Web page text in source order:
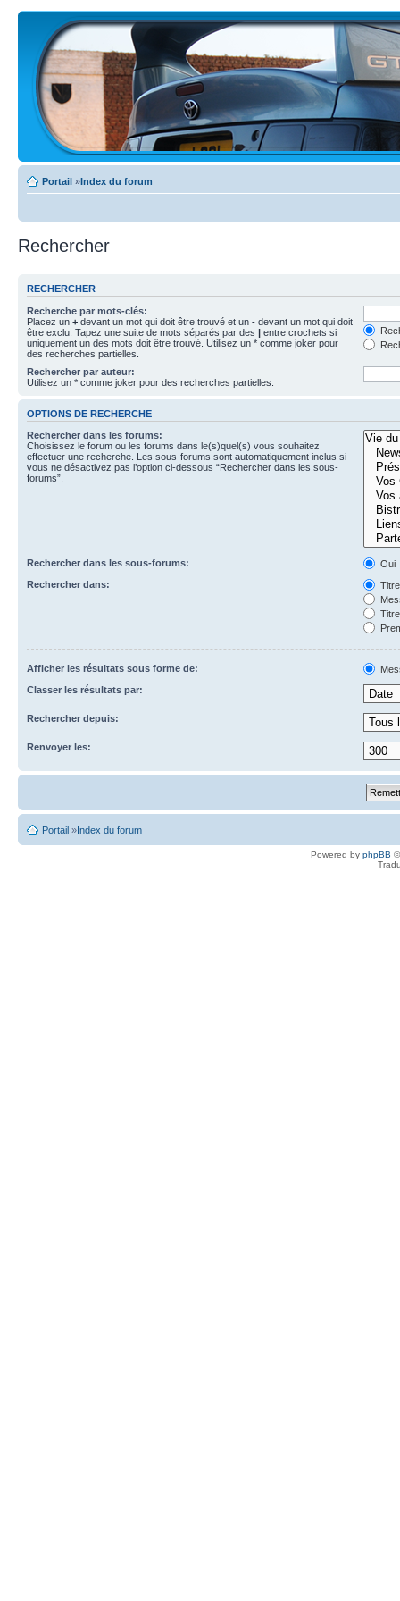
Portail »Index du forum
Rechercher
RECHERCHER
Recherche par mots-clés:
Placez un + devant un mot qui doit être trouvé et un - devant un mot qui doit
être exclu. Tapez une suite de mots séparés par des | entre crochets si
uniquement un des mots doit être trouvé. Utilisez un * comme joker pour
des recherches partielles.
Rechercher par auteur:
Utilisez un * comme joker pour des recherches partielles.
OPTIONS DE RECHERCHE
Rechercher dans les forums:
Choisissez le forum ou les forums dans le(s)quel(s) vous souhaitez
effectuer une recherche. Les sous-forums sont automatiquement inclus si
vous ne désactivez pas l’option ci-dessous “Rechercher dans les sous-
forums”.
Rechercher dans les sous-forums:
Oui
Rechercher dans:
Afficher les résultats sous forme de:
Classer les résultats par:
Rechercher depuis:
Renvoyer les:
Portail »Index du forum
Powered by phpBB